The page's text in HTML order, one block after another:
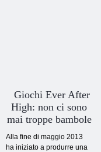
Giochi Ever After
High: non ci sono
mai troppe bambole
Alla fine di maggio 2013
ha iniziato a produrre una